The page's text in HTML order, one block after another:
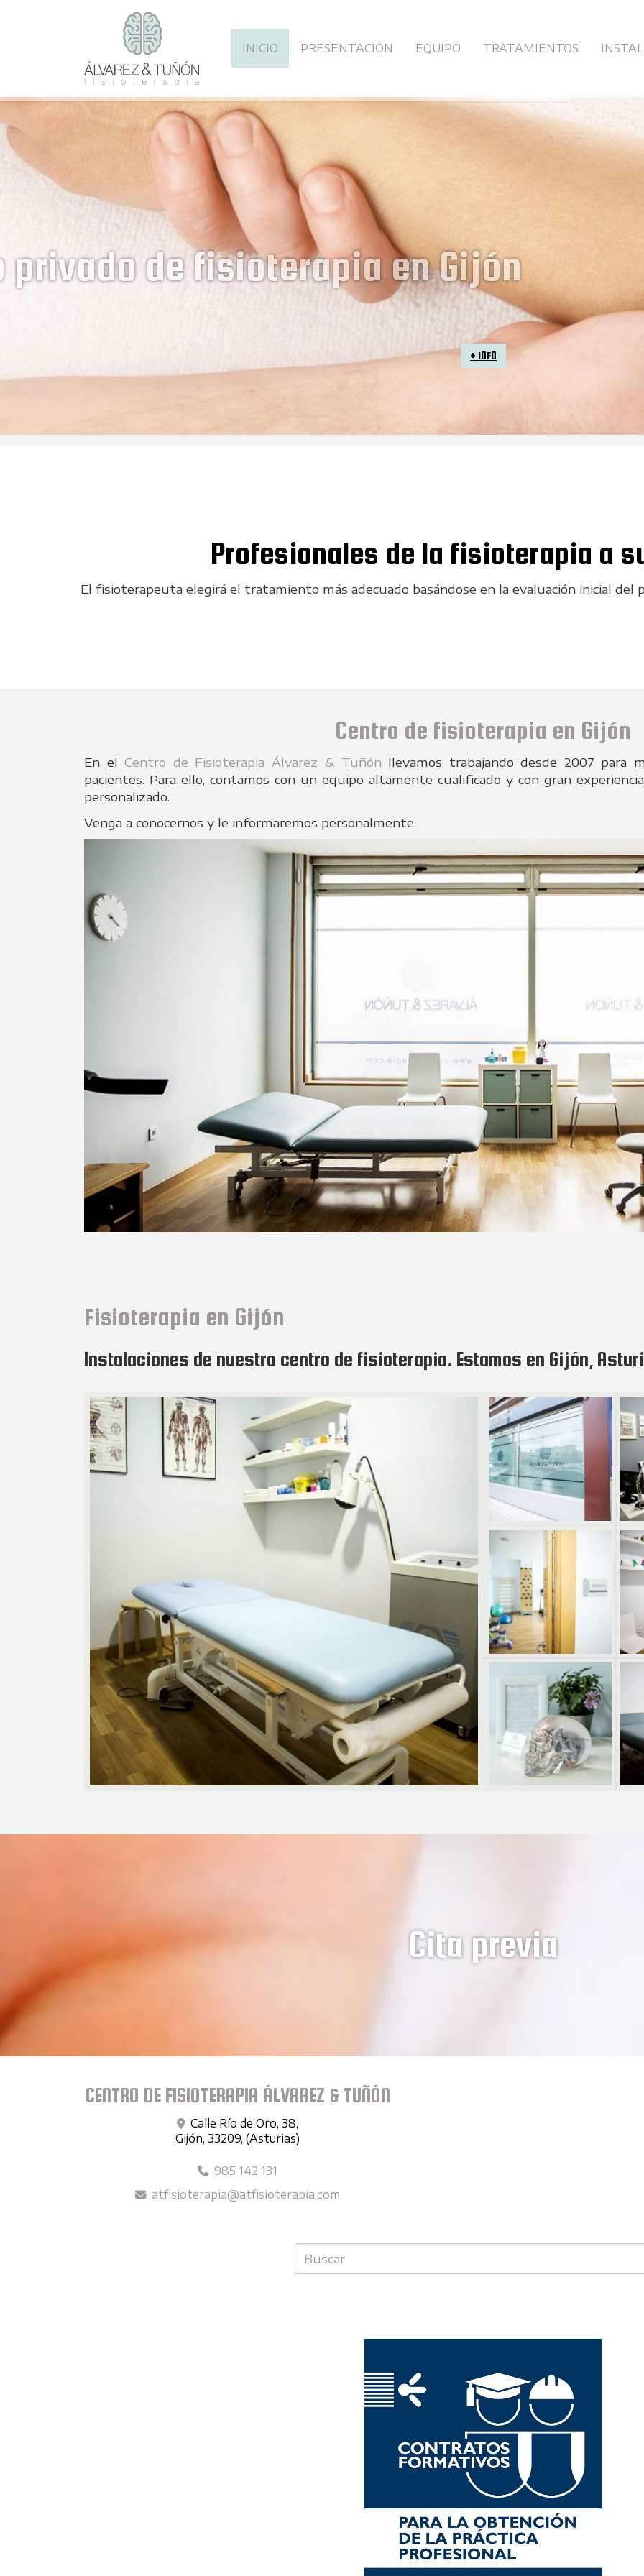
INICIO PRESENTACIÓN EQUIPO TRATAMIENTOS
Centro privado de
+ INFO
Profesionales de la fisioterapia a
El fisioterapeuta elegirá el tratamiento más adecuado basándose en la evaluación inicial del
Centro de fisioterapia en Gijón
En elCentro de Fisioterapia Álvarez & Tuñón llevamos trabajando desde 2007 para
pacientes. Para ello, contamos con un equipo altamente cualificado y con gran
personalizado.
Venga a conocernos y le informaremos personalmente.
Fisioterapia en Gijón
Instalaciones de nuestro centro de fisioterapia. Estamos en Gijón,
Cita previa
CENTRO DE FISIOTERAPIA ÁLVAREZ & TUÑÓN
Calle Río de Oro, 38,
Gijón,33209,(Asturias)
985 142 131
atfisioterapia
atfisioterapia.com